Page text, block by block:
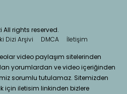
rights reserved.
Dizi Arşivi DMCA İletişim
video paylaşım sitelerinden
yorumlardan ve video içeriğinden
sorumlu tutulamaz. Sitemizden
için iletisim linkinden bizlere